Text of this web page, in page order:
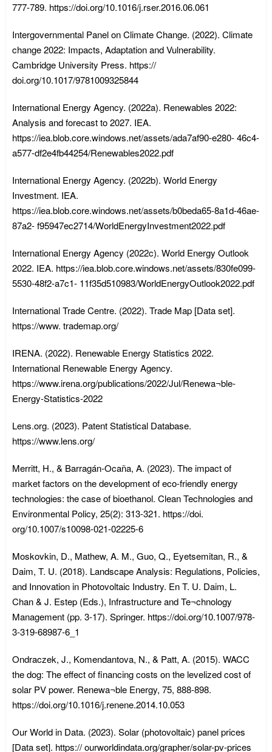
777-789. https://doi.org/10.1016/j.rser.2016.06.061
Intergovernmental Panel on Climate Change. (2022). Climate
change 2022: Impacts, Adaptation and Vulnerability.
Cambridge University Press. https://
doi.org/10.1017/9781009325844
International Energy Agency. (2022a). Renewables 2022:
Analysis and forecast to 2027. IEA.
https://iea.blob.core.windows.net/assets/ada7af90-e280- 46c4-
a577-df2e4fb44254/Renewables2022.pdf
International Energy Agency. (2022b). World Energy
Investment. IEA.
https://iea.blob.core.windows.net/assets/b0beda65-8a1d-46ae-
87a2- f95947ec2714/WorldEnergyInvestment2022.pdf
International Energy Agency (2022c). World Energy Outlook
2022. IEA. https://iea.blob.core.windows.net/assets/830fe099-
5530-48f2-a7c1- 11f35d510983/WorldEnergyOutlook2022.pdf
International Trade Centre. (2022). Trade Map [Data set].
https://www. trademap.org/
IRENA. (2022). Renewable Energy Statistics 2022.
International Renewable Energy Agency.
https://www.irena.org/publications/2022/Jul/Renewa¬ble-
Energy-Statistics-2022
Lens.org. (2023). Patent Statistical Database.
https://www.lens.org/
Merritt, H., & Barragán-Ocaña, A. (2023). The impact of
market factors on the development of eco-friendly energy
technologies: the case of bioethanol. Clean Technologies and
Environmental Policy, 25(2): 313-321. https://doi.
org/10.1007/s10098-021-02225-6
Moskovkin, D., Mathew, A. M., Guo, Q., Eyetsemitan, R., &
Daim, T. U. (2018). Landscape Analysis: Regulations, Policies,
and Innovation in Photovoltaic Industry. En T. U. Daim, L.
Chan & J. Estep (Eds.), Infrastructure and Te¬chnology
Management (pp. 3-17). Springer. https://doi.org/10.1007/978-
3-319-68987-6_1
Ondraczek, J., Komendantova, N., & Patt, A. (2015). WACC
the dog: The effect of financing costs on the levelized cost of
solar PV power. Renewa¬ble Energy, 75, 888-898.
https://doi.org/10.1016/j.renene.2014.10.053
Our World in Data. (2023). Solar (photovoltaic) panel prices
[Data set]. https:// ourworldindata.org/grapher/solar-pv-prices